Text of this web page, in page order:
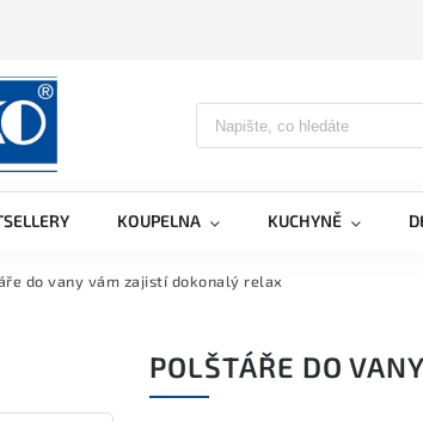
KOUPELNA KUCHYNĚ
do vany vám zajistí dokonalý relax
POLŠTÁŘE DO